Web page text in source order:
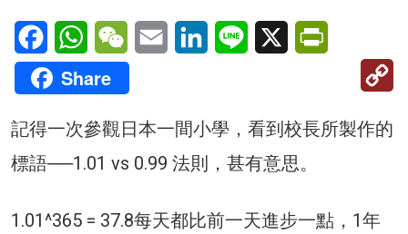
FacebookWhatsAppWeChatEmail LinkedInLine X
Share
記得一次參觀日本一間小學，看到校長所製作的
標語──1.01 vs 0.99 法則，甚有意思。
1.01^365 = 37.8每天都比前一天進步一點，1年